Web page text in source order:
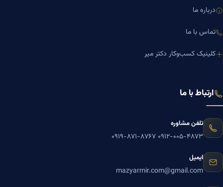
درباره ما
تماس با ما
کلینیک کسب‌وکار دکتر میر
ارتباط با ما
تلفن مشاوره
۰۹۱۲-۰۰۵-۴۸۷۳ ۰۹۱۹-۸۷۱-۸۷۶۷
ایمیل
mazyarmir.com@gmail.com